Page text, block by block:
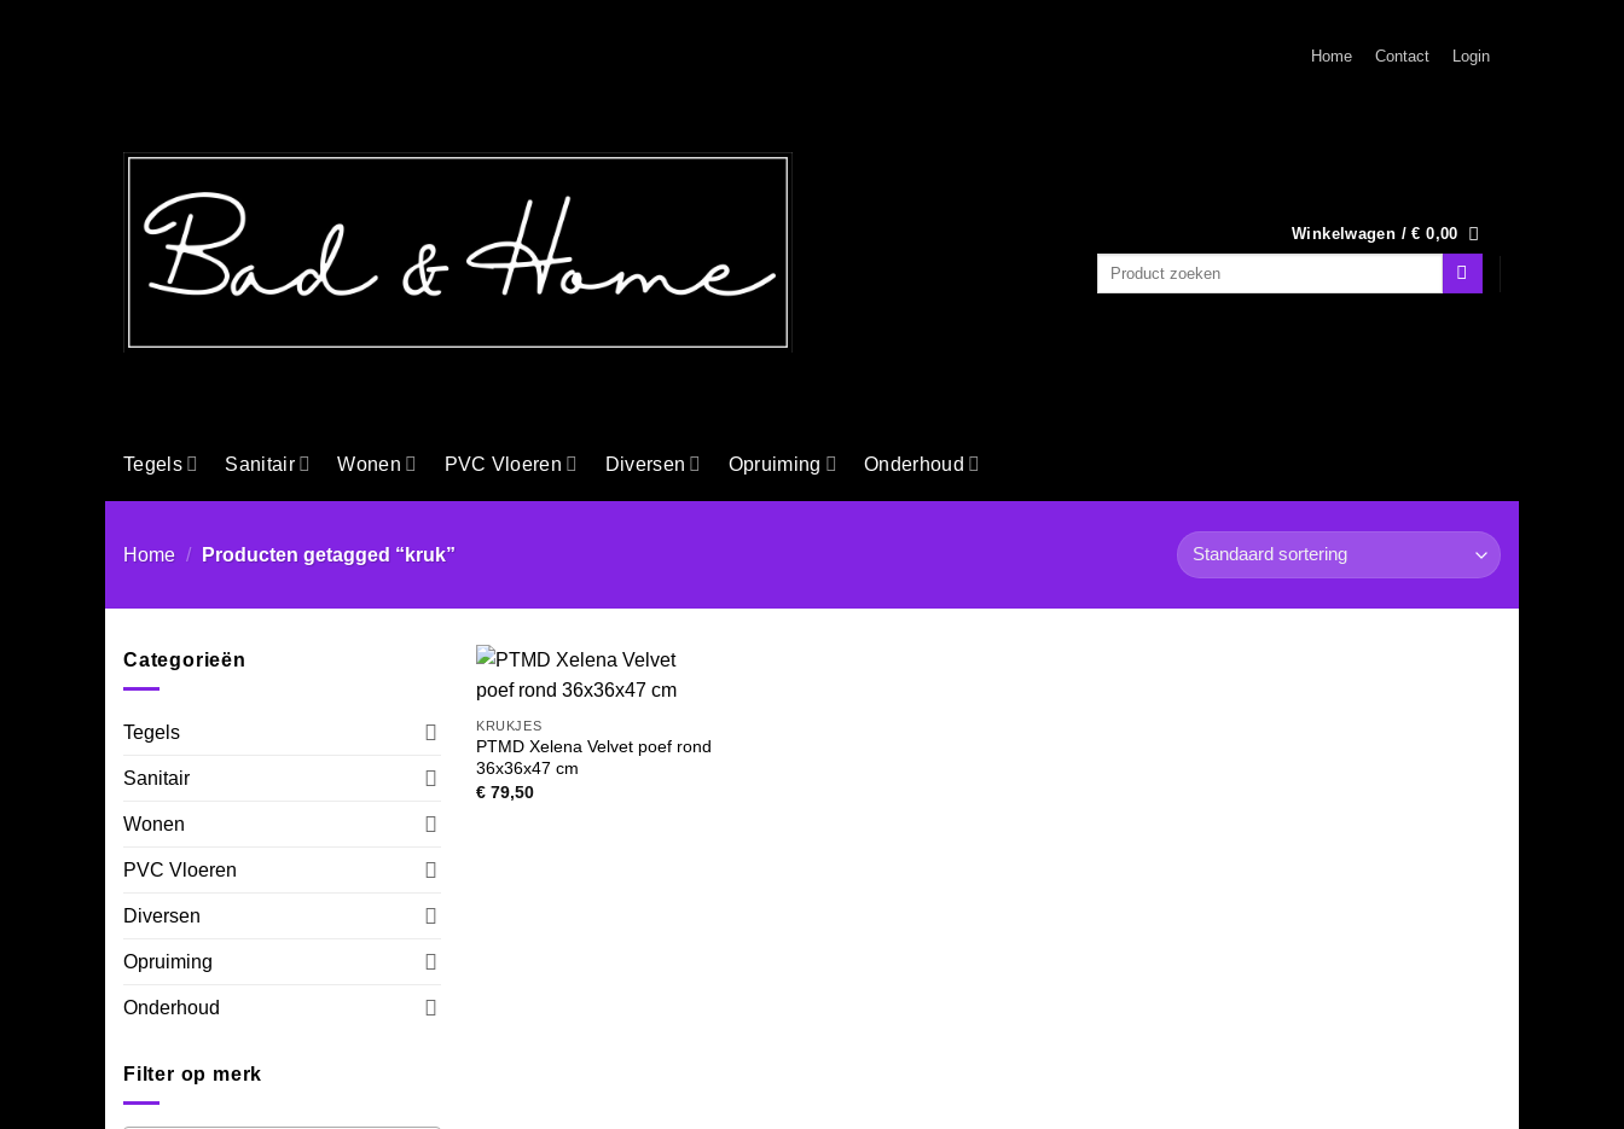
Home Contact Login
Winkelwagen /€ 0,00
Zoeken
Tegels Sanitair Wonen PVC Vloeren Diversen Opruiming Onderhoud
Home / Producten getagged “kruk”
Categorieën
Tegels
Sanitair
Wonen
PVC Vloeren
Diversen
Opruiming
Onderhoud
Filter op merk
KRUKJES
PTMD Xelena Velvet poef rond
36x36x47 cm
€ 79,50